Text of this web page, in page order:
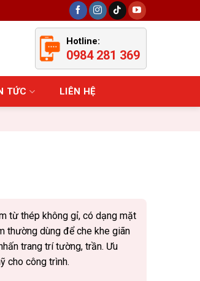
Hotline:
0984 281 369
TỨC LIÊN HỆ
từ thép không gỉ, có dạng mặt
thường dùng để che khe giãn
trang trí tường, trần. Ưu
cho công trình.